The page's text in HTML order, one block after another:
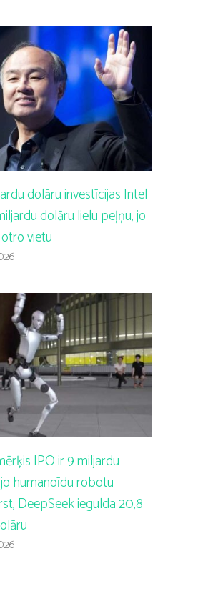
dolāru investīcijas Intel
dolāru lielu peļņu, jo
vietu
IPO ir 9 miljardu
humanoīdu robotu
DeepSeek iegulda 20,8